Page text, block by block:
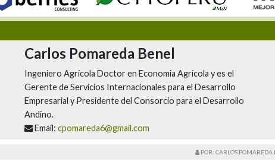
Carlos Pomareda Benel
Ingeniero Agricola Doctor en Economia Agricola y es el
Gerente de Servicios Internacionales para el Desarrollo
Empresarial y Presidente del Consorcio para el Desarrollo
Andino.
Email: cpomareda6@gmail.com
POR: CARLOS POMAREDA